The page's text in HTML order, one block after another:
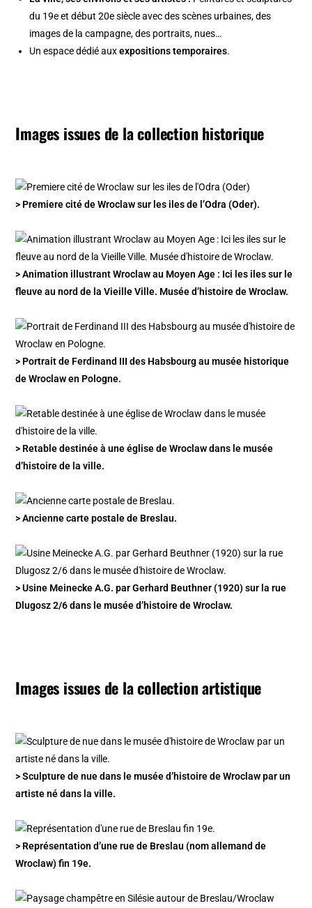
du 19e et début 20e siècle avec des scènes urbaines, des
images de la campagne, des portraits, nues…
Un espace dédié auxexpositions temporaires.
Images issues de la collection historique
> Premiere cité de Wroclaw sur les iles de l’Odra (Oder).
> Animation illustrant Wroclaw au Moyen Age : Ici les iles sur le
fleuve au nord de la Vieille Ville. Musée d’histoire de Wroclaw.
> Portrait de Ferdinand III des Habsbourg au musée historique
de Wroclaw en Pologne.
> Retable destinée à une église de Wroclaw dans le musée
d’histoire de la ville.
> Ancienne carte postale de Breslau.
> Usine Meinecke A.G. par Gerhard Beuthner (1920) sur la rue
Dlugosz 2/6 dans le musée d’histoire de Wroclaw.
Images issues de la collection artistique
> Sculpture de nue dans le musée d’histoire de Wroclaw par un
artiste né dans la ville.
> Représentation d’une rue de Breslau (nom allemand de
Wroclaw) fin 19e.